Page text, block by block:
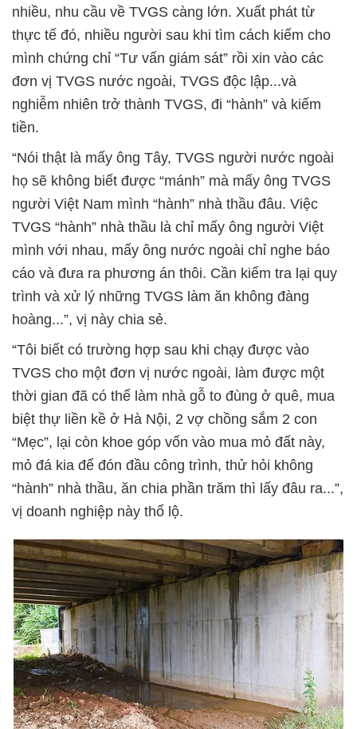
nhiều, nhu cầu về TVGS càng lớn. Xuất phát từ
thực tế đó, nhiều người sau khi tìm cách kiếm cho
mình chứng chỉ “Tư vấn giám sát” rồi xin vào các
đơn vị TVGS nước ngoài, TVGS độc lập...và
nghiễm nhiên trở thành TVGS, đi “hành” và kiếm
tiền.
“Nói thật là mấy ông Tây, TVGS người nước ngoài
họ sẽ không biết được “mánh” mà mấy ông TVGS
người Việt Nam mình “hành” nhà thầu đâu. Việc
TVGS “hành” nhà thầu là chỉ mấy ông người Việt
mình với nhau, mấy ông nước ngoài chỉ nghe báo
cáo và đưa ra phương án thôi. Cần kiểm tra lại quy
trình và xử lý những TVGS làm ăn không đàng
hoàng...”, vị này chia sẻ.
“Tôi biết có trường hợp sau khi chạy được vào
TVGS cho một đơn vị nước ngoài, làm được một
thời gian đã có thể làm nhà gỗ to đùng ở quê, mua
biệt thự liền kề ở Hà Nội, 2 vợ chồng sắm 2 con
“Mẹc”, lại còn khoe góp vốn vào mua mỏ đất này,
mỏ đá kia để đón đầu công trình, thử hỏi không
“hành” nhà thầu, ăn chia phần trăm thì lấy đâu ra...”,
vị doanh nghiệp này thổ lộ.